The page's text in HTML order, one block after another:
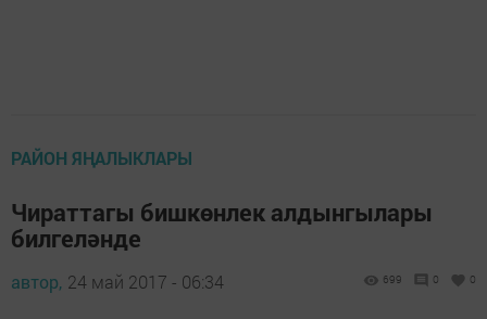
РАЙОН ЯҢАЛЫКЛАРЫ
Чираттагы бишкөнлек алдынгылары
билгеләнде
автор, 24 май 2017 - 06:34 699 0 0